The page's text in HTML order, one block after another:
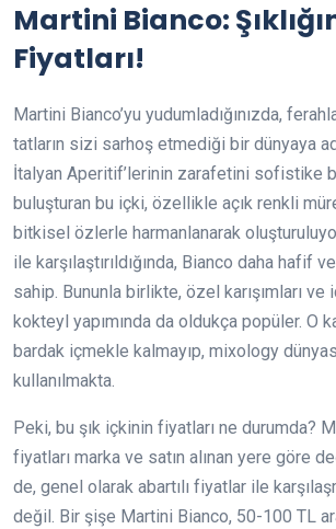
Martini Bianco:
Fiyatları!
Martini Bianco’yu yudumladığınızda,
tatların sizi sarhoş etmediği bir dünyaya
İtalyan Aperitif’lerinin zarafetini sofistike
buluşturan bu içki, özellikle açık renkli
bitkisel özlerle harmanlanarak
ile karşılaştırıldığında, Bianco daha hafif
sahip. Bununla birlikte, özel karışımları
kokteyl yapımında da oldukça popüler. O
bardak içmekle kalmayıp, mixology
kullanılmakta.
Peki, bu şık içkinin fiyatları ne durumda?
fiyatları marka ve satın alınan yere göre
de, genel olarak abartılı fiyatlar ile
değil. Bir şişe Martini Bianco, 50-100 TL